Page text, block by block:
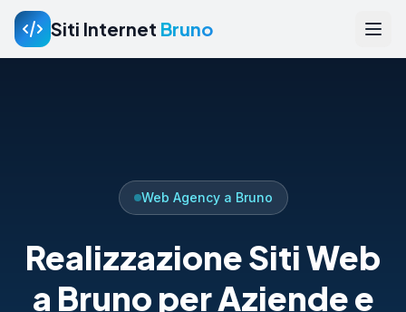
Siti Internet Bruno
Web Agency a Bruno
Realizzazione Siti Web
a Bruno per Aziende e